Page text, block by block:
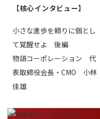
【核心インタビュー】
小さな進歩を頼りに個とし
て覚醒せよ 後編
物語コーポレーション 代
表取締役会長・CMO 小林
佳雄